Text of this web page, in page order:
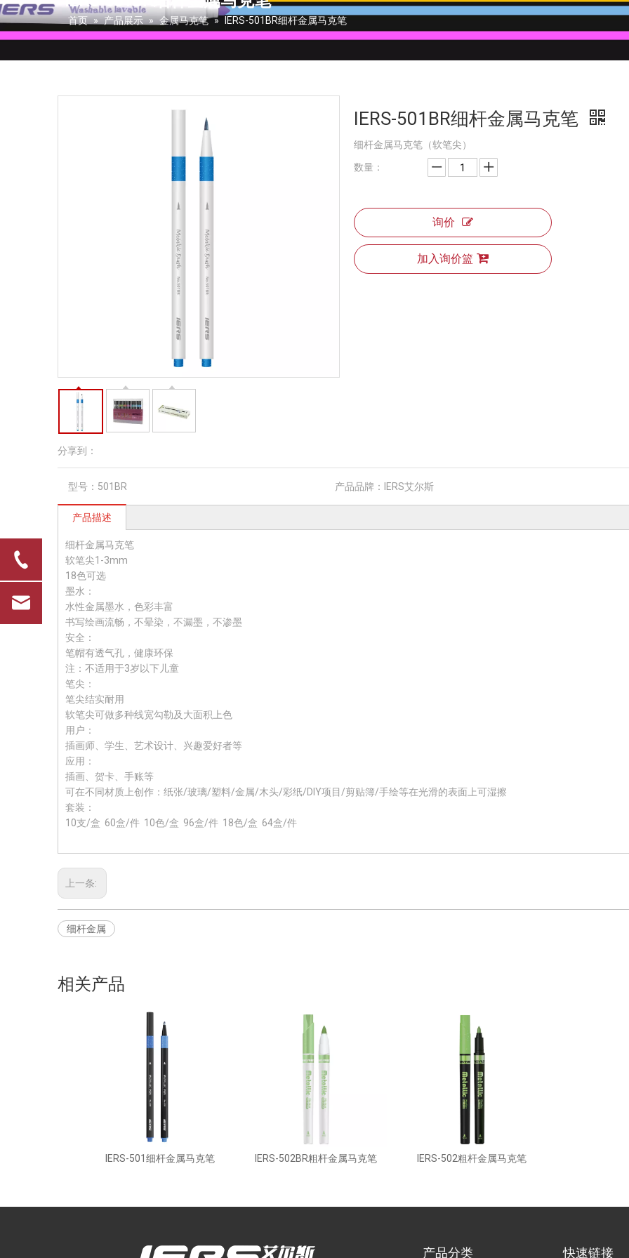
首页 » 产品展示 » 金属马克笔 » IERS-501BR细杆金属马克笔
分享到：
IERS-501BR细杆金属马克笔
细杆金属马克笔（软笔尖）
数量：
询价
加入询价篮
型号： 501BR 产品品牌： IERS艾尔斯
产品描述
细杆金属马克笔
软笔尖1-3mm
18色可选
墨水：
水性金属墨水，色彩丰富
书写绘画流畅，不晕染，不漏墨，不渗墨
安全：
笔帽有透气孔，健康环保
注：不适用于3岁以下儿童
笔尖：
笔尖结实耐用
软笔尖可做多种线宽勾勒及大面积上色
用户：
插画师、学生、艺术设计、兴趣爱好者等
应用：
插画、贺卡、手账等
可在不同材质上创作：纸张/玻璃/塑料/金属/木头/彩纸/DIY项目/剪贴簿/手绘等在光滑的表面上可湿擦
套装：
10支/盒 60盒/件 10色/盒 96盒/件 18色/盒 64盒/件
上一条:
细杆金属
相关产品
IERS-501细杆金属马克笔 IERS-502BR粗杆金属马克笔 IERS-502粗杆金属马克笔
产品分类 快速链接